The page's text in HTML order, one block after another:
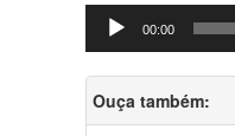
Tocador
00:00
Ouça também: